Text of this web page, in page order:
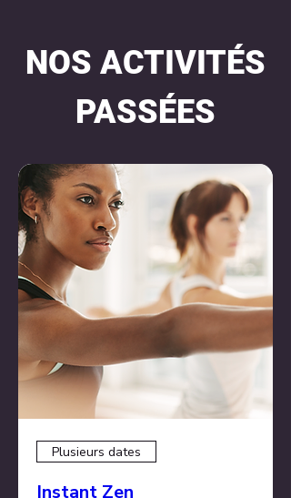
NOS ACTIVITÉS
PASSÉES
Plusieurs dates
Instant Zen